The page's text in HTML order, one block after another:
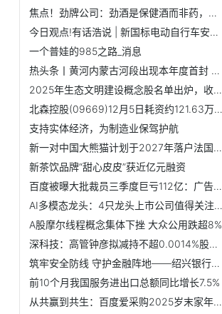
焦点！劲牌公司：劲酒是保健酒而非药，女性生理期应听从医生建议
今日观点!有话浩说 | 新国标电动自行车安全有了，方便去哪儿了？
一个普娃的985之路_消息
热头条丨黄河内蒙古河段出现本年度首封 较上年偏早10天
2025年生态文明建设概念股名单出炉，收好了！（12月5日）
北森控股(09669)12月5日耗资约121.63万港元回购16.52万股 精彩看点
支持实体经济，为制造业保驾护航
新一对中国大熊猫计划于2027年落户法国博瓦勒动物园
新茶饮品牌“甜心皮皮”获近亿元融资
百度被曝大批裁员三季度巨亏112亿：广告主加速逃离、在线营销...
AI多模态龙头：4只龙头上市公司值得关注（2025/12/5）
A股摩尔线程概念集体下挫 大众公用跌超8%
深科技：高管钟彦拟减持不超0.0014%股份 焦点要闻
筑牢安全防线 守护金融阵地——绍兴银行路桥支行开展全辖消...
前10个月我国服务进出口总额同比增长7.5%
从共赢到共生：百度爱采购2025岁末家年华，见证时代荣耀者